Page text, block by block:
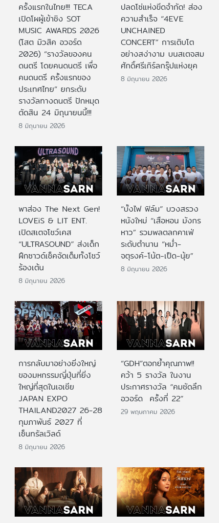
ครั้งแรกในไทย!!! TECA
เปิดโผผู้เข้าชิง SOT
MUSIC AWARDS 2026
(โสต มิวสิค อวอร์ด
2026) “รางวัลของคน
ดนตรี โดยคนดนตรี เพื่อ
คนดนตรี ครั้งแรกของ
ประเทศไทย” ยกระดับ
รางวัลทางดนตรี ปักหมุด
ตัดสิน 24 มิถุนายนนี้!!!
8 มิถุนายน 2026
ปลดโซ่แห่งขีดจำกัด! ส่อง
ความสำเร็จ “4EVE
UNCHAINED
CONCERT” การเติบโต
อย่างสง่างาม บนสเตจสม
ศักดิ์ศรีเกิร์ลกรุ๊ปแห่งยุค
8 มิถุนายน 2026
พาส่อง The Next Gen!
LOVEiS & LIT ENT.
เปิดสเตจโชว์เคส
“ULTRASOUND” ส่งเด็ก
ฝึกซาวด์เช็คจัดเต็มทั้งโชว์
ร้องเต้น
8 มิถุนายน 2026
“บั้งไฟ ฟิล์ม” บวงสรวง
หนังใหม่ “เสือหอน มังกร
หาว” รวมพลตลกคาเฟ่
ระดับตำนาน “หม่ำ-
จตุรงค์-โน้ต-เป็ด-นุ้ย”
8 มิถุนายน 2026
การกลับมาอย่างยิ่งใหญ่
ของมหกรรมญี่ปุ่นที่ยิ่ง
ใหญ่ที่สุดในเอเชีย
JAPAN EXPO
THAILAND2027 26-28
กุมภาพันธ์ 2027 ที่
เซ็นทรัลเวิลด์
8 มิถุนายน 2026
“GDH”ตอกย้ำคุณภาพ!!
คว้า 5 รางวัล ในงาน
ประกาศรางวัล “คมชัดลึก
อวอร์ด ครั้งที่ 22”
29 พฤษภาคม 2026